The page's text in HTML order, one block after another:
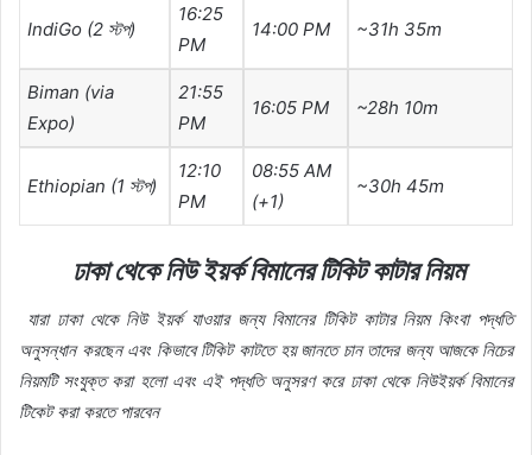
IndiGo (2 স্টপ)
16:25
PM
14:00 PM ~31h 35m
Biman (via
Expo)
21:55
PM
16:05 PM ~28h 10m
Ethiopian (1 স্টপ)
12:10
PM
08:55 AM
(+1)
~30h 45m
ঢাকা থেকেনিউ ইয়র্কবিমানেরটিকিট কাটারনিয়ম
যারা ঢাকা থেকে নিউ ইয়র্ক যাওয়ার জন্য বিমানের টিকিট কাটার নিয়ম কিংবা পদ্ধতি
অনুসন্ধান করছেন এবং কিভাবে টিকিট কাটতে হয় জানতে চান তাদের জন্য আজকে নিচের
নিয়মটি সংযুক্ত করা হলো এবং এই পদ্ধতি অনুসরণ করে ঢাকা থেকে নিউইয়র্ক বিমানের
টিকেট করা করতে পারবেন